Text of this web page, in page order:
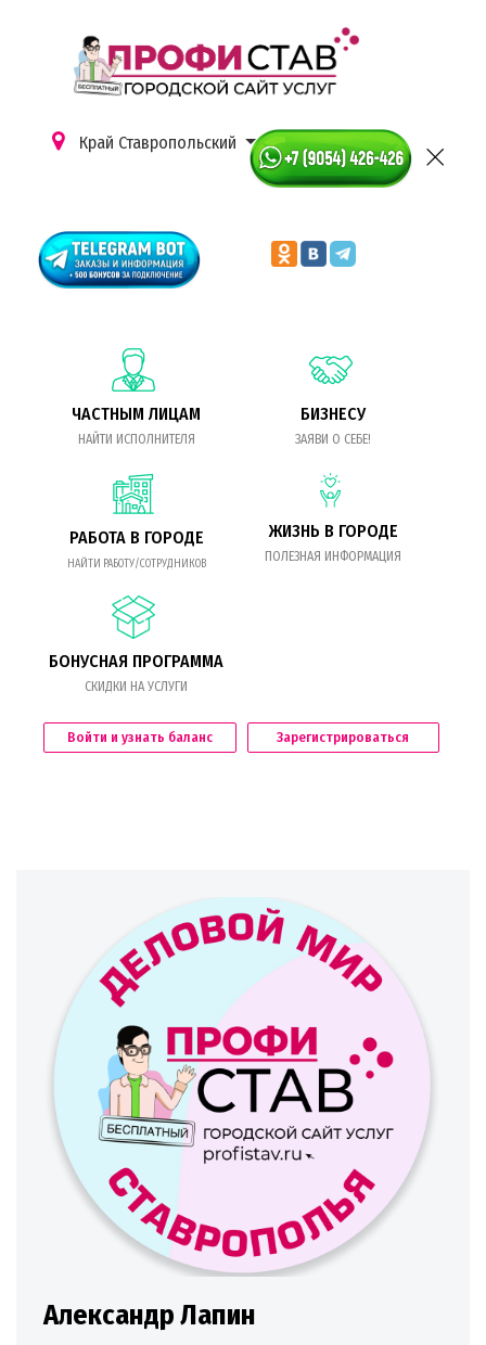
Край Ставропольский
ЧАСТНЫМ ЛИЦАМ
НАЙТИ ИСПОЛНИТЕЛЯ
БИЗНЕСУ
ЗАЯВИ О СЕБЕ!
РАБОТА В ГОРОДЕ
НАЙТИ РАБОТУ/СОТРУДНИКОВ
ЖИЗНЬ В ГОРОДЕ
ПОЛЕЗНАЯ ИНФОРМАЦИЯ
БОНУСНАЯ ПРОГРАММА
СКИДКИ НА УСЛУГИ
Войти и узнать баланс Зарегистрироваться
Александр Лапин